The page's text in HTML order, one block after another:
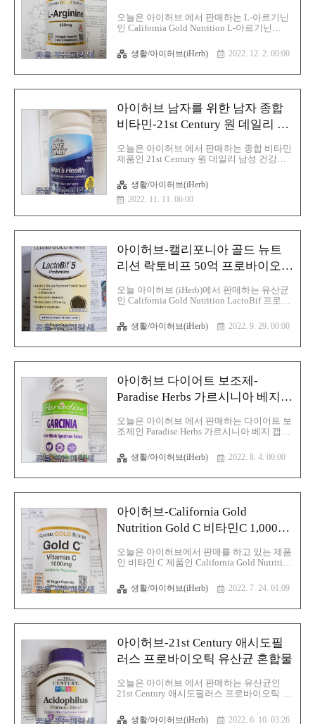
손상된 간세포를 재생시키는 역할을 합니다.
그리고 술을 마시고 간 보호를 위해 복용을
하시는 분들도 있지만, 과음 후 숙취 제거에
오늘은 아이허브 에서 판매하는 L-아르기닌
인 California Gold Nutrition L-아르기닌
적어 보겠습니다.L-아르기닌(L-arginine)은
아르기닌 또는 아르지닌(arginine)은 모든 생
요소의 합성과정이 일어나며 이때 아르기닌
이 요소회로(urea cycle)에서 요소로 분해되
며 아르기닌은 상피세포, 뇌신경 세포, 중성
구(neutrophil), 산화질소(nitric oxide) 생성에
도 반드시 필요하며 특히 혈압, 장운동의 조
절, 혈소판의 응고, 식균세포의 기능에 관여
하는 산화질소(NO)의 전구체로서 중요한 역
할을 하고 있으며 아르기닌이 많이 들어 있..
생활/아이허브(iHerb) 2022. 12. 2. 00:00
아이허브 남자를 위한 남자 종합
비타민-21st Century 원 데일리 남
오늘은 아이허브 에서 판매하는 종합 비타민
제품인 21st Century 원 데일리 남성 건강
즈음 영양소 결핍이나 아니면 건강을 위해서
사람들은 종합 비타민을 구매해서 섭취하시
는 분들이 많이 있습니다. 오늘은 21st
비타민에서는 라이코펜 이라는 성분이 함유
돼 있습니다.라이코펜 이라는 것은 지중해
지역 특히 남부 이탈리아 그리스에서 평균
수명이 길고 여러 만성 질병의 이환율이 다
른 유럽에 비해 많이 감소하여 있다는 것을
알게 되었 여기서 지중해식 식사에 대한 관
심이 커지면서 토마토에 대한 연구가 시작되
어서 관상동맥질환 및 각종 암과 같은 만성
생활/아이허브(iHerb)
2022. 11. 11. 06:00
아이허브-캘리포니아 골드 뉴트
리션 락토비프 50억 프로바이오틱
오늘 아이허브 (iHerb)에서 판매하는 유산균
인 California Gold Nutrition LactoBif 프로바
니아 골드 뉴트리션 락토비프 50억 프로바이
오닉스)에 대해 글을 적어보겠습니다. 유산
써 젖산균이라고도 한다. 사람과 공생하는
생명체이며 유산균은 일반적으로 장에 도움
이 된다고 알려졌으며 다른 세균을 죽이려고
젖산(유산)을 분비하는 특성이 있기에 유산
균 이라는 이름이 붙였다고 하며 유산균이
분비하는 해당 물질이 마이크로바이옴이라
는 전체 장내 다양한 유익균 및 미생물 생태
계 조성에 크게 이바지를 한다고 하며 그래
생활/아이허브(iHerb) 2022. 9. 29. 00:00
아이허브 다이어트 보조제-
Paradise Herbs 가르시니아 베지
오늘은 아이허브 에서 판매하는 다이어트 보
조제인 Paradise Herbs 가르시니아 베지 캡슐
서 처방해주는 다이어트 약하고 다른 존재이
면 병원에서 처방해주는 다이어트는 환각 등
면 당연히 부작용은 존재하며 병원에서 처방
을 해주는 다이어트 약하고는 다릅니다. 가
르시니아 캄보지아 껍질에 있는 기능성 성분
인 HCA는 1969년에 미국 대학 연구팀에 의
해 탄수화물의 지방합성을 저해시킨다는 기
능을 확인되었고 식품의약품안전처에서도
가르시니아 캄보지아의 체지방 감소 효과에
대해 인정하고 생리활성기능 1등급 성분으
보이는 가르시니아지만 당연히 부작용도 ..
생활/아이허브(iHerb) 2022. 8. 4. 00:00
아이허브-California Gold
Nutrition Gold C 비타민C 1,000mg
오늘은 아이허브에서 판매를 하고 있는 제품
인 비타민 C 제품인 California Gold Nutrition
대해 글을 적어 보겠습니다. 비타민 C 는 수
용성 비타민 중 하나로서 아스코브산
학상을 받았으며 생물의 에너지 대사과정에
서 필수적인 조효소로 작용하며 항산화 작용
에도 관여하는 물질이면서 사람을 포함한 영
장류 같은 경우에는 체내의 아스코르브산 합
성에 관여하는 효소가 결핍되어 있기 때문에
반드시 음식 등을 통해서 섭취해야 하면 비
타민 C를 하루 10mg만 먹어도 괴혈병을 예
방할 수 있으며 60mg이면 4~6주 동안 괴혈
생활/아이허브(iHerb) 2022. 7. 24. 01:09
아이허브-21st Century 애시도필
러스 프로바이오틱 유산균 혼합물
오늘은 아이허브 에서 판매하는 유산균인
21st Century 애시도필러스 프로바이오틱 혼
은 장 내 세균 중 가장 탁월한 유형으로 수십
생활/아이허브(iHerb) 2022. 6. 10. 03:26